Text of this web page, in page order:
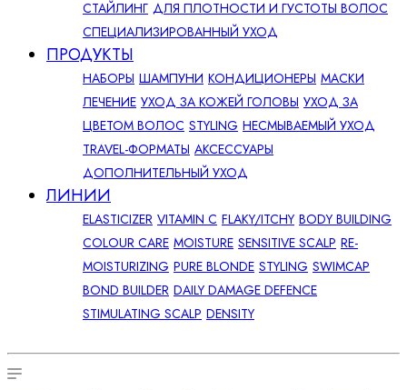
СТАЙЛИНГ ДЛЯ ПЛОТНОСТИ И ГУСТОТЫ ВОЛОС
СПЕЦИАЛИЗИРОВАННЫЙ УХОД
ПРОДУКТЫ
НАБОРЫ ШАМПУНИ КОНДИЦИОНЕРЫ МАСКИ
ЛЕЧЕНИЕ УХОД ЗА КОЖЕЙ ГОЛОВЫ УХОД ЗА
ЦВЕТОМ ВОЛОС STYLING НЕСМЫВАЕМЫЙ УХОД
TRAVEL-ФОРМАТЫ АКСЕССУАРЫ
ДОПОЛНИТЕЛЬНЫЙ УХОД
ЛИНИИ
ELASTICIZER VITAMIN C FLAKY/ITCHY BODY BUILDING
COLOUR CARE MOISTURE SENSITIVE SCALP RE-
MOISTURIZING PURE BLONDE STYLING SWIMCAP
BOND BUILDER DAILY DAMAGE DEFENCE
STIMULATING SCALP DENSITY